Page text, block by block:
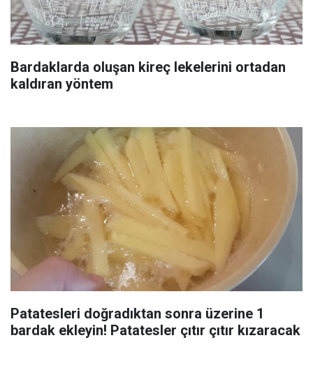
Bardaklarda oluşan kireç lekelerini ortadan
kaldıran yöntem
Patatesleri doğradıktan sonra üzerine 1
bardak ekleyin! Patatesler çıtır çıtır kızaracak